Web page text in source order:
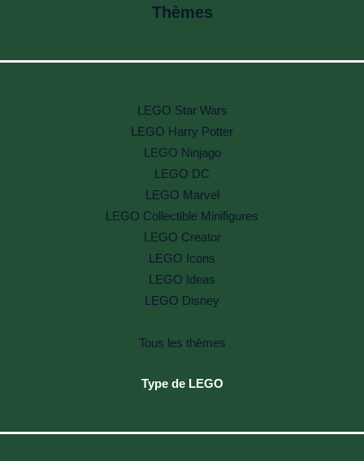
Thèmes
LEGO Star Wars
LEGO Harry Potter
LEGO Ninjago
LEGO DC
LEGO Marvel
LEGO Collectible Minifigures
LEGO Creator
LEGO Icons
LEGO Ideas
LEGO Disney
Tous les thèmes
Type de LEGO